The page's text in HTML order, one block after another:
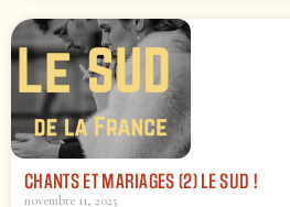
CHANTS ET MARIAGES (2) LE SUD !
novembre 11, 2025